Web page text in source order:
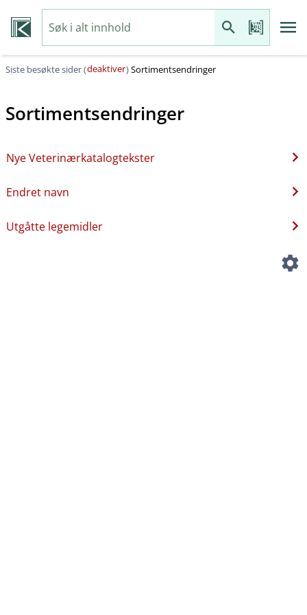
Siste besøkte sider (deaktiver)Sortimentsendringer
Sortimentsendringer
Nye Veterinærkatalogtekster
Endret navn
Utgåtte legemidler